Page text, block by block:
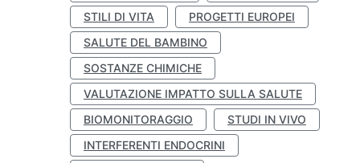
STILI DI VITA
PROGETTI EUROPEI
SALUTE DEL BAMBINO
SOSTANZE CHIMICHE
VALUTAZIONE IMPATTO SULLA SALUTE
BIOMONITORAGGIO
STUDI IN VIVO
INTERFERENTI ENDOCRINI